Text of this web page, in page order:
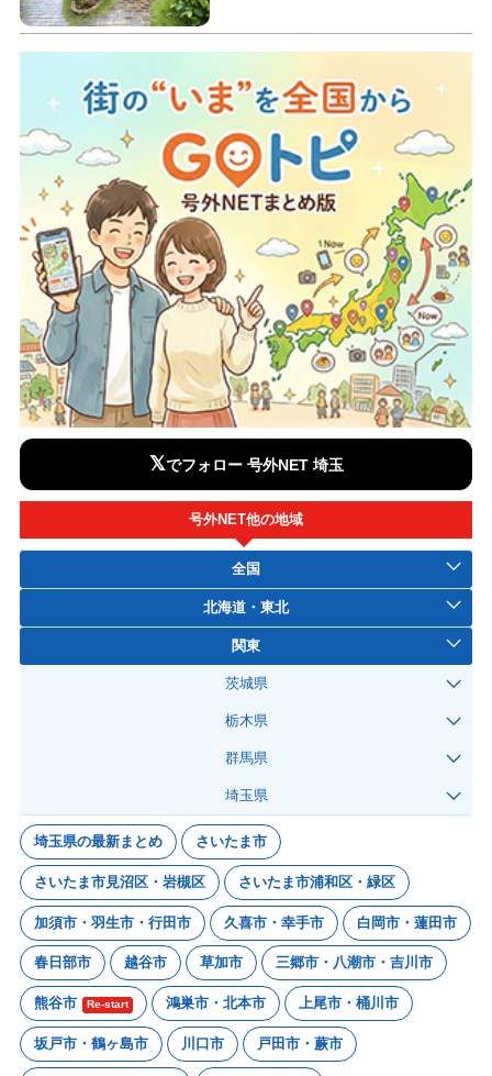
𝕏でフォロー 号外NET 埼玉
号外NET他の地域
全国
北海道・東北
関東
茨城県
栃木県
群馬県
埼玉県
埼玉県の最新まとめ さいたま市
さいたま市見沼区・岩槻区 さいたま市浦和区・緑区
加須市・羽生市・行田市 久喜市・幸手市 白岡市・蓮田市
春日部市 越谷市 草加市 三郷市・八潮市・吉川市
熊谷市 Re-start 鴻巣市・北本市 上尾市・桶川市
坂戸市・鶴ヶ島市 川口市 戸田市・蕨市